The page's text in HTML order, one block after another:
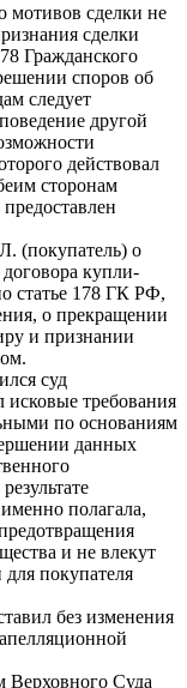
мотивов сделки не
сделки
Гражданского
споров об
следует
другой
действовал
сторонам
(покупатель) о
купли-
статье 178 ГК РФ,
о прекращении
и признании
суд
исковые требования
по основаниям
данных
полагала,
и не влекут
покупателя
без изменения
Верховного Суда